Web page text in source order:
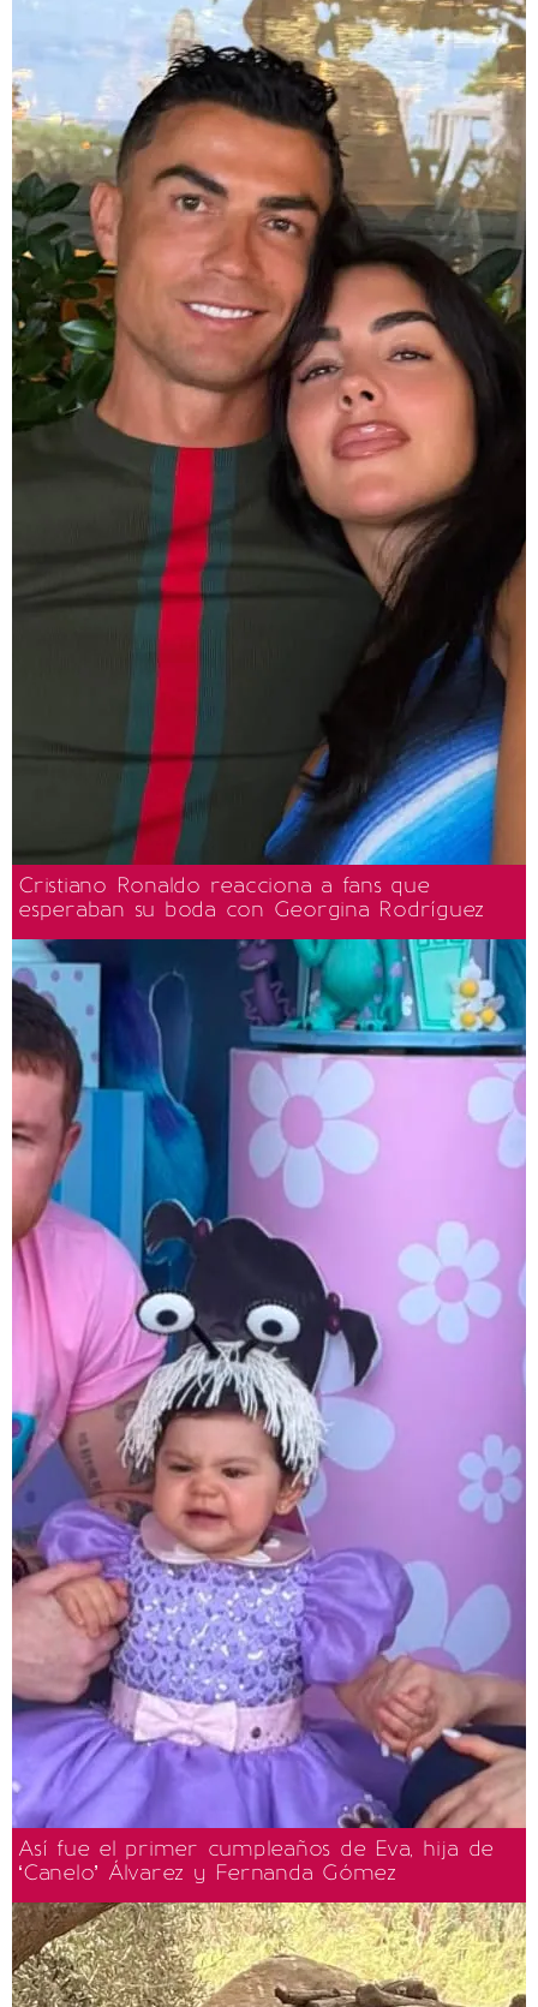
Cristiano Ronaldo reacciona a fans que
esperaban su boda con Georgina Rodríguez
Así fue el primer cumpleaños de Eva, hija de
‘Canelo’ Álvarez y Fernanda Gómez